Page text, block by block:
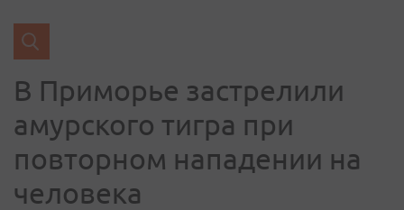
В Приморье застрелили
амурского тигра при
повторном нападении на
человека